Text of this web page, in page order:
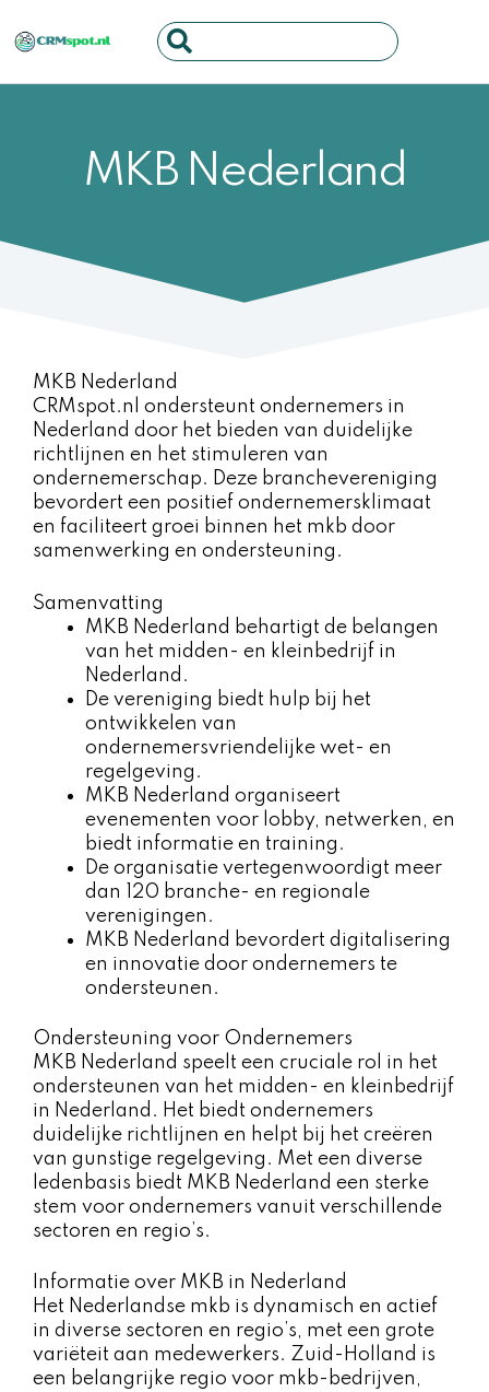
naar
inhoud
Search
...
MKB Nederland
MKB Nederland
CRMspot.nl ondersteunt ondernemers in
Nederland door het bieden van duidelijke
richtlijnen en het stimuleren van
ondernemerschap. Deze branchevereniging
bevordert een positief ondernemersklimaat
en faciliteert groei binnen het mkb door
samenwerking en ondersteuning.
Samenvatting
MKB Nederland behartigt de belangen
van het midden- en kleinbedrijf in
Nederland.
De vereniging biedt hulp bij het
ontwikkelen van
ondernemersvriendelijke wet- en
regelgeving.
MKB Nederland organiseert
evenementen voor lobby, netwerken, en
biedt informatie en training.
De organisatie vertegenwoordigt meer
dan 120 branche- en regionale
verenigingen.
MKB Nederland bevordert digitalisering
en innovatie door ondernemers te
ondersteunen.
Ondersteuning voor Ondernemers
MKB Nederland speelt een cruciale rol in het
ondersteunen van het midden- en kleinbedrijf
in Nederland. Het biedt ondernemers
duidelijke richtlijnen en helpt bij het creëren
van gunstige regelgeving. Met een diverse
ledenbasis biedt MKB Nederland een sterke
stem voor ondernemers vanuit verschillende
sectoren en regio’s.
Informatie over MKB in Nederland
Het Nederlandse mkb is dynamisch en actief
in diverse sectoren en regio’s, met een grote
variëteit aan medewerkers. Zuid-Holland is
een belangrijke regio voor mkb-bedrijven,